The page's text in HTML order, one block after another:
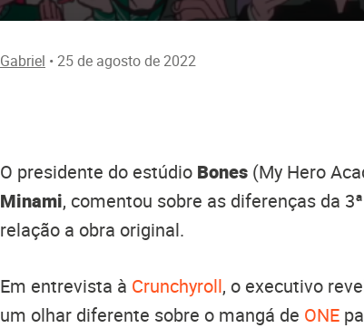
Gabriel •25 de agosto de 2022
O presidente do estúdio Bones (My Hero
Minami, comentou sobre as diferenças da
relação a obra original.
Em entrevista à Crunchyroll, o executivo
um olhar diferente sobre o mangá de ONE